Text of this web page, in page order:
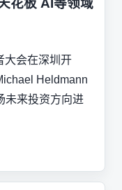
花板 AI等领域
大会在深圳开
Heldmann
未来投资方向进